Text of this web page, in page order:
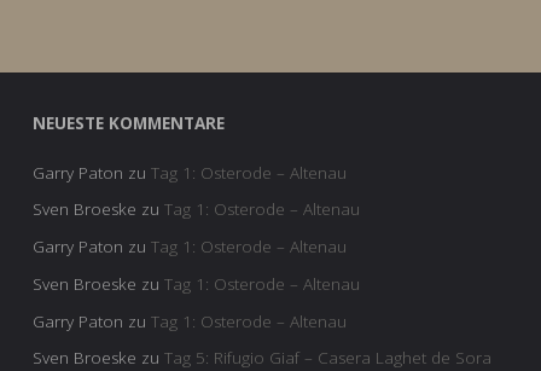
NEUESTE KOMMENTARE
Garry Paton zu Tag 1: Osterode – Altenau
Sven Broeske zu Tag 1: Osterode – Altenau
Garry Paton zu Tag 1: Osterode – Altenau
Sven Broeske zu Tag 1: Osterode – Altenau
Garry Paton zu Tag 1: Osterode – Altenau
Sven Broeske zu Tag 5: Rifugio Giaf – Casera Laghet de Sora